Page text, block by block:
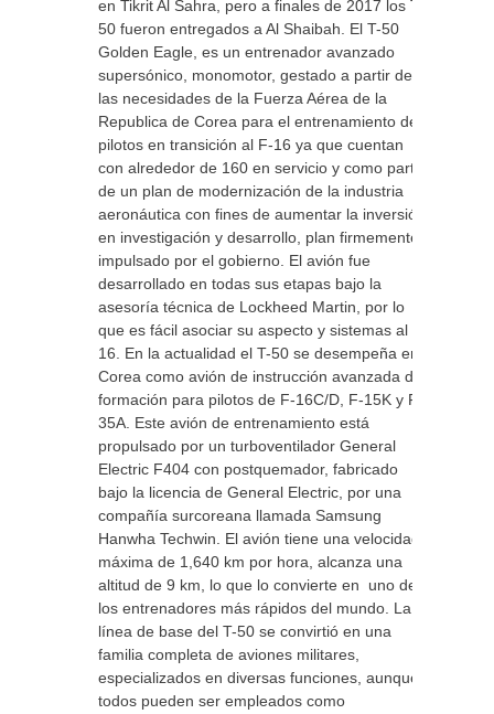
en Tikrit Al Sahra, pero a finales de 2017 los T-
50 fueron entregados a Al Shaibah. El T-50
Golden Eagle, es un entrenador avanzado
supersónico, monomotor, gestado a partir de
las necesidades de la Fuerza Aérea de la
Republica de Corea para el entrenamiento de
pilotos en transición al F-16 ya que cuentan
con alrededor de 160 en servicio y como parte
de un plan de modernización de la industria
aeronáutica con fines de aumentar la inversión
en investigación y desarrollo, plan firmemente
impulsado por el gobierno. El avión fue
desarrollado en todas sus etapas bajo la
asesoría técnica de Lockheed Martin, por lo
que es fácil asociar su aspecto y sistemas al F-
16. En la actualidad el T-50 se desempeña en
Corea como avión de instrucción avanzada de
formación para pilotos de F-16C/D, F-15K y F-
35A. Este avión de entrenamiento está
propulsado por un turboventilador General
Electric F404 con postquemador, fabricado
bajo la licencia de General Electric, por una
compañía surcoreana llamada Samsung
Hanwha Techwin. El avión tiene una velocidad
máxima de 1,640 km por hora, alcanza una
altitud de 9 km, lo que lo convierte en uno de
los entrenadores más rápidos del mundo. La
línea de base del T-50 se convirtió en una
familia completa de aviones militares,
especializados en diversas funciones, aunque
todos pueden ser empleados como